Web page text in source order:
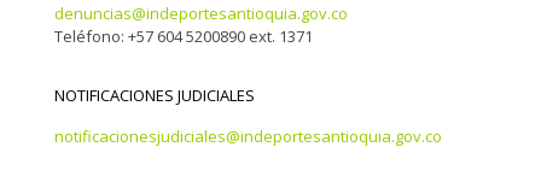
denuncias@indeportesantioquia.gov.co
Teléfono: +57 604 5200890 ext. 1371
NOTIFICACIONES JUDICIALES
notificacionesjudiciales@indeportesantioquia.gov.co